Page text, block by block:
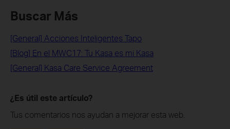
Buscar Más
[General] Acciones Inteligentes Tapo
[Blog] En el MWC17: Tu Kasa es mi Kasa
[General] Kasa Care Service Agreement
¿Es útil este artículo?
Tus comentarios nos ayudan a mejorar esta web.